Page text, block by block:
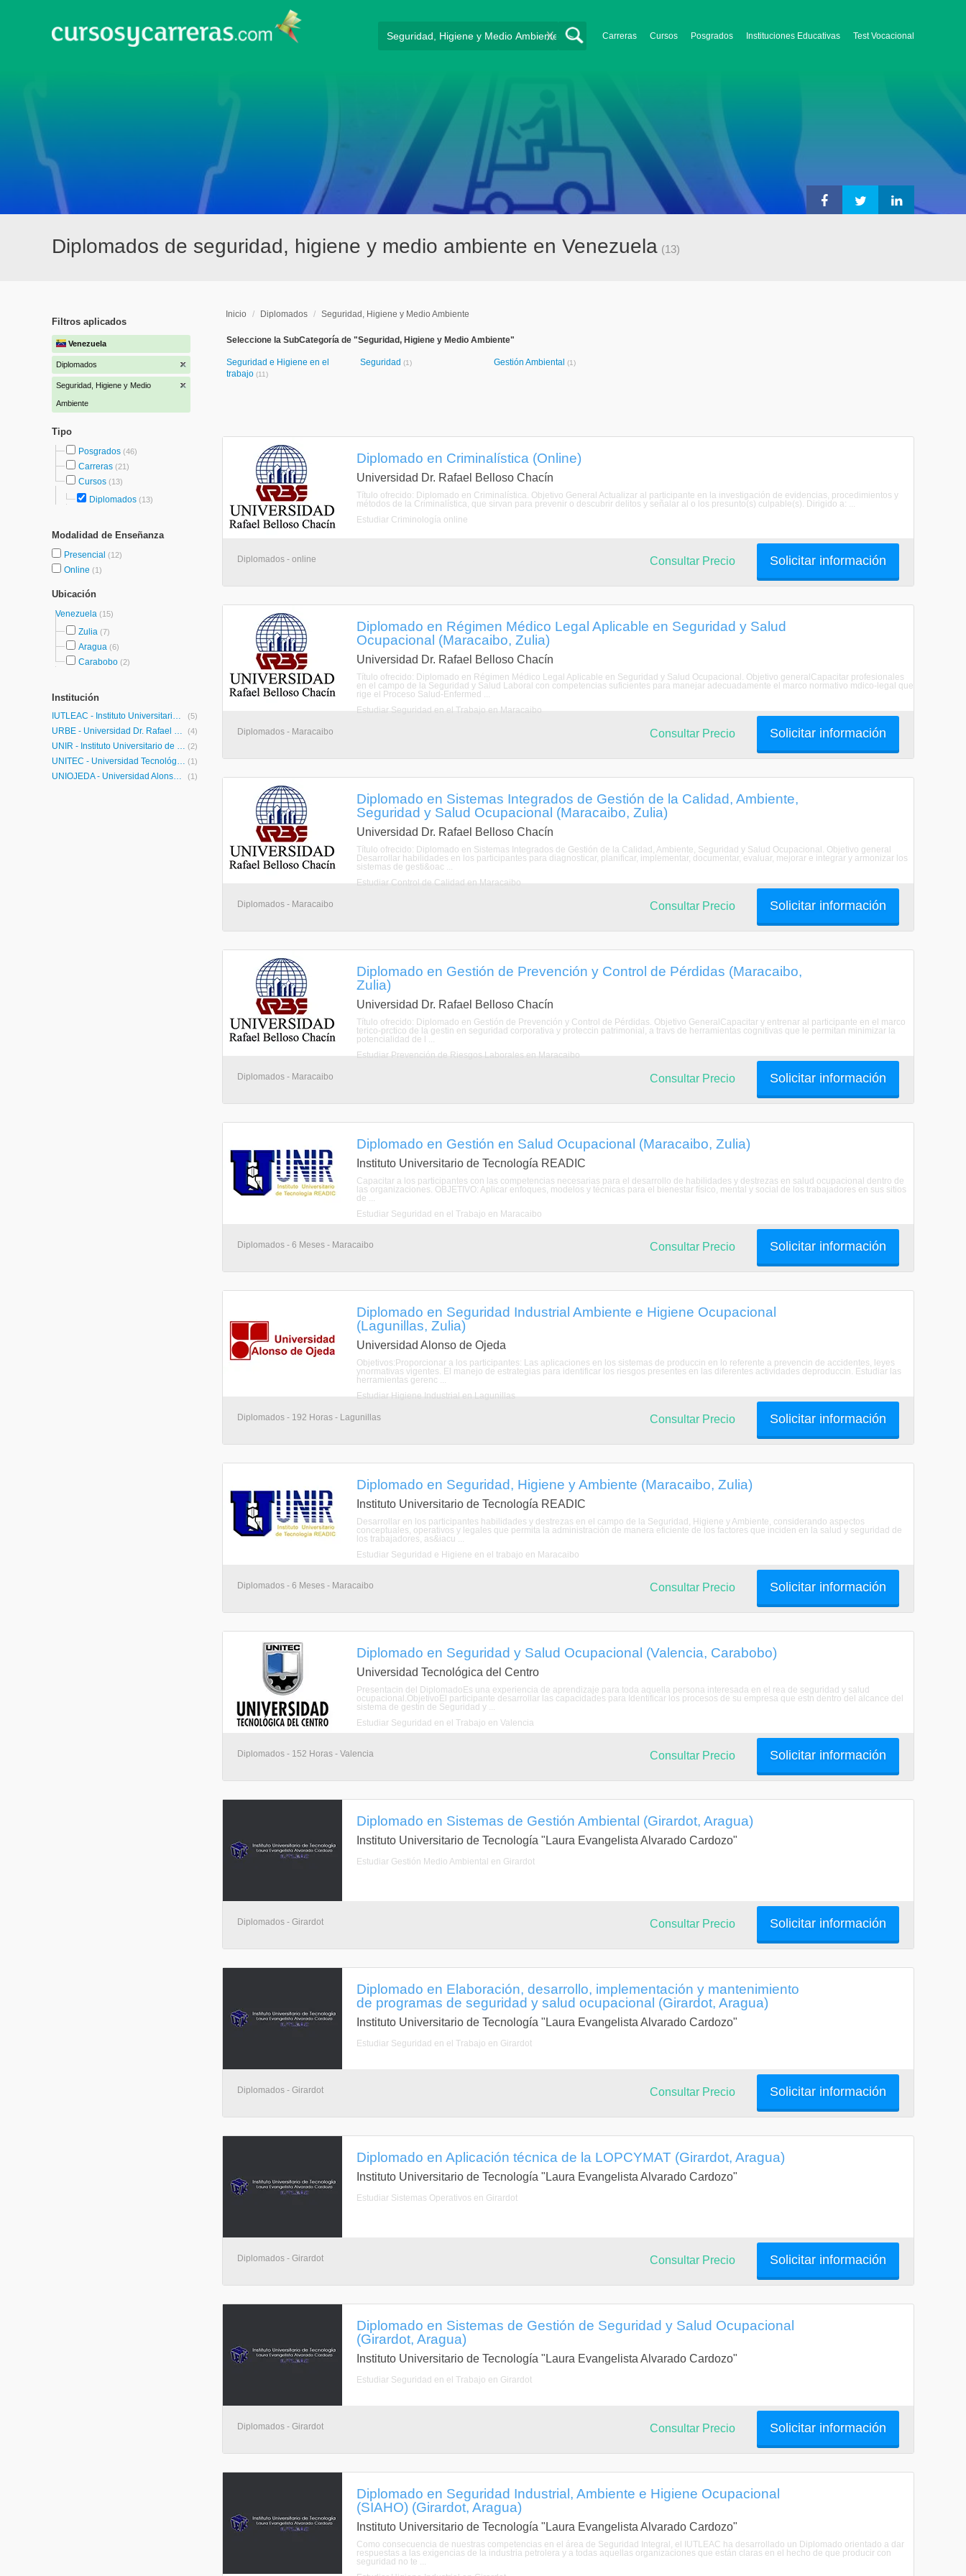
Carreras Cursos Posgrados Instituciones Educativas Test Vocacional
X
Diplomados de seguridad, higiene y medio ambiente en Venezuela (13)
Filtros aplicados
Venezuela
Diplomados
Seguridad, Higiene y Medio
Ambiente
Tipo
Posgrados (46)
Carreras (21)
Cursos (13)
Diplomados (13)
Modalidad de Enseñanza
Presencial (12)
Online (1)
Ubicación
Venezuela (15)
Zulia (7)
Aragua (6)
Carabobo (2)
Institución
IUTLEAC - Instituto Universitario de Tecnología "Laura Evangelista Alvarado Cardozo" (5)
URBE - Universidad Dr. Rafael Belloso Chacín (4)
UNIR - Instituto Universitario de Tecnología READIC (2)
UNITEC - Universidad Tecnológica del Centro (1)
UNIOJEDA - Universidad Alonso de Ojeda (1)
Inicio / Diplomados / Seguridad, Higiene y Medio Ambiente
Seleccione la SubCategoría de "Seguridad, Higiene y Medio Ambiente"
Seguridad e Higiene en el
trabajo (11)
Seguridad (1) Gestión Ambiental (1)
Diplomado en Criminalística (Online)
Universidad Dr. Rafael Belloso Chacín
Título ofrecido: Diplomado en Criminalística. Objetivo General Actualizar al participante en la investigación de evidencias, procedimientos y
métodos de la Criminalística, que sirvan para prevenir o descubrir delitos y señalar al o los presunto(s) culpable(s). Dirigido a: ...
Estudiar Criminología online
Diplomados - online Solicitar información
Consultar Precio
Diplomado en Régimen Médico Legal Aplicable en Seguridad y Salud
Ocupacional (Maracaibo, Zulia)
Universidad Dr. Rafael Belloso Chacín
Título ofrecido: Diplomado en Régimen Médico Legal Aplicable en Seguridad y Salud Ocupacional. Objetivo generalCapacitar profesionales
en el campo de la Seguridad y Salud Laboral con competencias suficientes para manejar adecuadamente el marco normativo mdico-legal que
rige el Proceso Salud-Enfermed ...
Estudiar Seguridad en el Trabajo en Maracaibo
Diplomados - Maracaibo Solicitar información
Consultar Precio
Diplomado en Sistemas Integrados de Gestión de la Calidad, Ambiente,
Seguridad y Salud Ocupacional (Maracaibo, Zulia)
Universidad Dr. Rafael Belloso Chacín
Título ofrecido: Diplomado en Sistemas Integrados de Gestión de la Calidad, Ambiente, Seguridad y Salud Ocupacional. Objetivo general
Desarrollar habilidades en los participantes para diagnosticar, planificar, implementar, documentar, evaluar, mejorar e integrar y armonizar los
sistemas de gesti&oac ...
Estudiar Control de Calidad en Maracaibo
Diplomados - Maracaibo Solicitar información
Consultar Precio
Diplomado en Gestión de Prevención y Control de Pérdidas (Maracaibo,
Zulia)
Universidad Dr. Rafael Belloso Chacín
Título ofrecido: Diplomado en Gestión de Prevención y Control de Pérdidas. Objetivo GeneralCapacitar y entrenar al participante en el marco
terico-prctico de la gestin en seguridad corporativa y proteccin patrimonial, a travs de herramientas cognitivas que le permitan minimizar la
potencialidad de l ...
Estudiar Prevención de Riesgos Laborales en Maracaibo
Diplomados - Maracaibo Solicitar información
Consultar Precio
Diplomado en Gestión en Salud Ocupacional (Maracaibo, Zulia)
Instituto Universitario de Tecnología READIC
Capacitar a los participantes con las competencias necesarias para el desarrollo de habilidades y destrezas en salud ocupacional dentro de
las organizaciones. OBJETIVO: Aplicar enfoques, modelos y técnicas para el bienestar físico, mental y social de los trabajadores en sus sitios
de ...
Estudiar Seguridad en el Trabajo en Maracaibo
Diplomados - 6 Meses - Maracaibo Solicitar información
Consultar Precio
Diplomado en Seguridad Industrial Ambiente e Higiene Ocupacional
(Lagunillas, Zulia)
Universidad Alonso de Ojeda
Objetivos:Proporcionar a los participantes: Las aplicaciones en los sistemas de produccin en lo referente a prevencin de accidentes, leyes
ynormativas vigentes. El manejo de estrategias para identificar los riesgos presentes en las diferentes actividades deproduccin. Estudiar las
herramientas gerenc ...
Estudiar Higiene Industrial en Lagunillas
Diplomados - 192 Horas - Lagunillas Solicitar información
Consultar Precio
Diplomado en Seguridad, Higiene y Ambiente (Maracaibo, Zulia)
Instituto Universitario de Tecnología READIC
Desarrollar en los participantes habilidades y destrezas en el campo de la Seguridad, Higiene y Ambiente, considerando aspectos
conceptuales, operativos y legales que permita la administración de manera eficiente de los factores que inciden en la salud y seguridad de
los trabajadores, as&iacu ...
Estudiar Seguridad e Higiene en el trabajo en Maracaibo
Diplomados - 6 Meses - Maracaibo Solicitar información
Consultar Precio
Diplomado en Seguridad y Salud Ocupacional (Valencia, Carabobo)
Universidad Tecnológica del Centro
Presentacin del DiplomadoEs una experiencia de aprendizaje para toda aquella persona interesada en el rea de seguridad y salud
ocupacional.ObjetivoEl participante desarrollar las capacidades para Identificar los procesos de su empresa que estn dentro del alcance del
sistema de gestin de Seguridad y ...
Estudiar Seguridad en el Trabajo en Valencia
Diplomados - 152 Horas - Valencia Solicitar información
Consultar Precio
Diplomado en Sistemas de Gestión Ambiental (Girardot, Aragua)
Instituto Universitario de Tecnología "Laura Evangelista Alvarado Cardozo"
Estudiar Gestión Medio Ambiental en Girardot
Diplomados - Girardot Solicitar información
Consultar Precio
Diplomado en Elaboración, desarrollo, implementación y mantenimiento
de programas de seguridad y salud ocupacional (Girardot, Aragua)
Instituto Universitario de Tecnología "Laura Evangelista Alvarado Cardozo"
Estudiar Seguridad en el Trabajo en Girardot
Diplomados - Girardot Solicitar información
Consultar Precio
Diplomado en Aplicación técnica de la LOPCYMAT (Girardot, Aragua)
Instituto Universitario de Tecnología "Laura Evangelista Alvarado Cardozo"
Estudiar Sistemas Operativos en Girardot
Diplomados - Girardot Solicitar información
Consultar Precio
Diplomado en Sistemas de Gestión de Seguridad y Salud Ocupacional
(Girardot, Aragua)
Instituto Universitario de Tecnología "Laura Evangelista Alvarado Cardozo"
Estudiar Seguridad en el Trabajo en Girardot
Diplomados - Girardot Solicitar información
Consultar Precio
Diplomado en Seguridad Industrial, Ambiente e Higiene Ocupacional
(SIAHO) (Girardot, Aragua)
Instituto Universitario de Tecnología "Laura Evangelista Alvarado Cardozo"
Como consecuencia de nuestras competencias en el área de Seguridad Integral, el IUTLEAC ha desarrollado un Diplomado orientado a dar
respuestas a las exigencias de la industria petrolera y a todas aquellas organizaciones que están claras en el hecho de que producir con
seguridad no te ...